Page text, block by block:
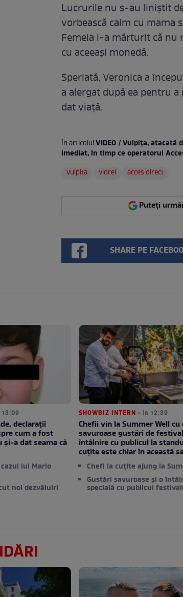
Lucrurile nu s-au liniștit
vorbească calm cu mama
Femeia i-a mărturit că nu
cu aceeași monedă.
Speriată, Veronica a
a alergat după ea pentru
dat viață.
În articolulVIDEO / Vulpița,
imediat, în timp ce operatorul
vulpita
viorel acces direct
Puteți
SHARE PE
13:09
declarații
cum a fost
și-a dat seama că
lui Mario
noi dezvăluiri
SHOWBIZ INTERN • la 12:39
Chefii vin la Summer Well cu
savuroase gustări de
întâlnire cu publicul la
cuțite este chiar în această
Chefi la cuțite ajung la
Gustări savuroase și o
specială cu publicul